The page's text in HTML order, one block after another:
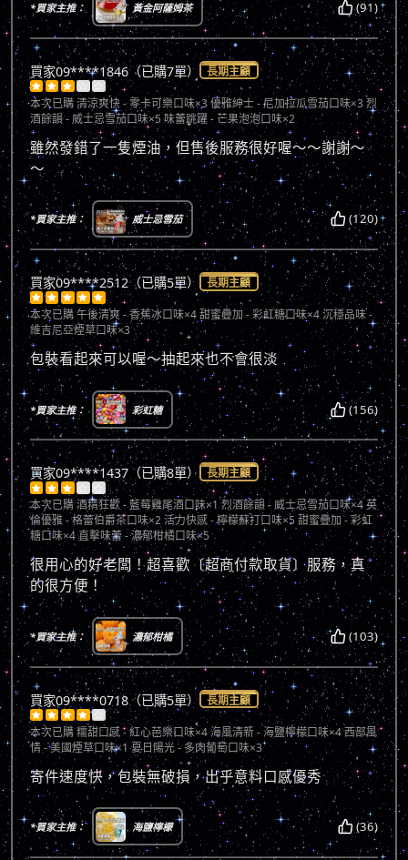
*買家主推： 黃金阿薩姆茶 (91)
買家09****1846（已購7單） 長期主顧
    
本次已購清涼爽快 - 零卡可樂口味×3 優雅紳士 - 尼加拉瓜雪茄口味×3 烈
酒餘韻 - 威士忌雪茄口味×5 味蕾跳躍 - 芒果泡泡口味×2
雖然發錯了一隻煙油，但售後服務很好喔～～謝謝～
～
*買家主推： 威士忌雪茄 (120)
買家09****2512（已購5單） 長期主顧
    
本次已購午後清爽 - 香蕉冰口味×4 甜蜜疊加 - 彩虹糖口味×4 沉穩品味 -
維吉尼亞煙草口味×3
包裝看起來可以喔～抽起來也不會很淡
*買家主推： 彩虹糖 (156)
買家09****1437（已購8單） 長期主顧
    
本次已購酒精狂歡 - 藍莓雞尾酒口味×1 烈酒餘韻 - 威士忌雪茄口味×4 英
倫優雅 - 格蕾伯爵茶口味×2 活力快感 - 檸檬蘇打口味×5 甜蜜疊加 - 彩虹
糖口味×4 直擊味蕾 - 濃郁柑橘口味×5
很用心的好老闆！超喜歡〔超商付款取貨〕服務，真
的很方便！
*買家主推： 濃郁柑橘 (103)
買家09****0718（已購5單） 長期主顧
    
本次已購糯甜口感 - 紅心芭樂口味×4 海風清新 - 海鹽檸檬口味×4 西部風
情 - 美國煙草口味×1 夏日陽光 - 多肉葡萄口味×3
寄件速度快，包裝無破損，出乎意料口感優秀
*買家主推： 海鹽檸檬 (36)